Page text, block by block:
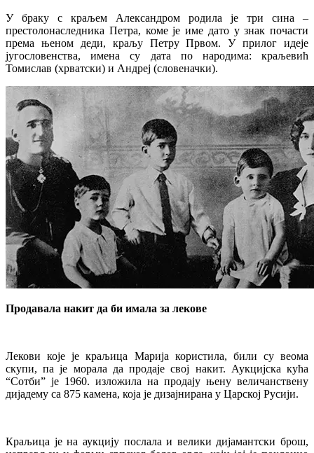
У браку с краљем Александром родила је три сина –
престолонаследника Петра, коме је име дато у знак почасти
према њеном деди, краљу Петру Првом. У прилог идеје
југословенства, имена су дата по народима: краљевић
Томислав (хрватски) и Андреј (словеначки).
Продавала накит да би имала за лекове
Лекови које је краљица Марија користила, били су веома
скупи, па је морала да продаје свој накит. Аукцијска кућа
“Сотби” је 1960. изложила на продају њену величанствену
дијадему са 875 камена, која је дизајнирана у Царској Русији.
Краљица је на аукцију послала и велики дијамантски брош,